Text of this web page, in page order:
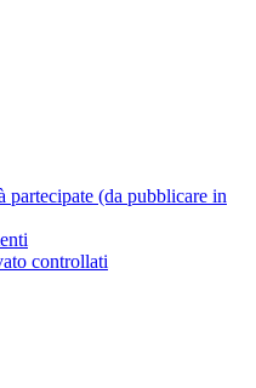
partecipate (da pubblicare in
controllati